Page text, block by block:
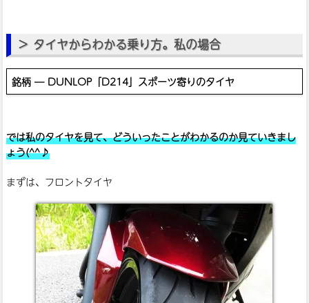
タイヤからわかる乗り方。私の場合
銘柄 ― DUNLOP「D214」スポーツ寄りのタイヤ
では私のタイヤを見て、どういったことがわかるのか見ていきまし
ょう(^^♪
まずは、フロントタイヤ